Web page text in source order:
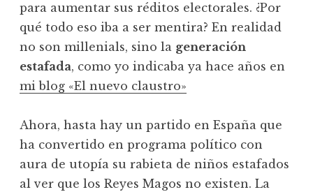
para aumentar sus réditos electorales. ¿Por
qué todo eso iba a ser mentira? En realidad
no son millenials, sino la generación
estafada, como yo indicaba ya hace años en
mi blog «El nuevo claustro»
Ahora, hasta hay un partido en España que
ha convertido en programa político con
aura de utopía su rabieta de niños estafados
al ver que los Reyes Magos no existen. La